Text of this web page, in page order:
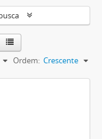
Ordem: Crescente